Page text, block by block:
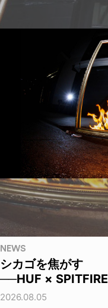
NEWS
シカゴを焦がす
──HUF × SPITFIRE
2026.08.05